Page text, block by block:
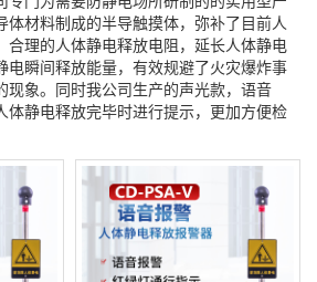
体材料制成的半导触摸体，弥补了目前人
合理的人体静电释放电阻，延长人体静电
电瞬间释放能量，有效规避了火灾爆炸事
现象。同时我公司生产的声光款，语音
体静电释放完毕时进行提示，更加方便检